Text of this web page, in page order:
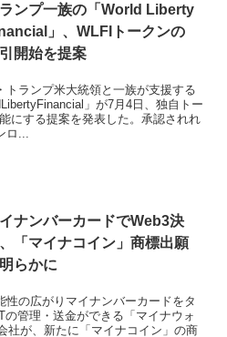
ランプ一族の「World Liberty
」、WLFIトークンの
開始を提案
トランプ米大統領と一族が支援する
」が7月4日、独自トー
にする提案を発表した。承認されれ
ロ...
ナンバーカードでWeb3決
「マイナコイン」商標出願
らかに
性の広がりマイナンバーカードをタ
管理・送金ができる「マイナウォ
社が、新たに「マイナコイン」の商